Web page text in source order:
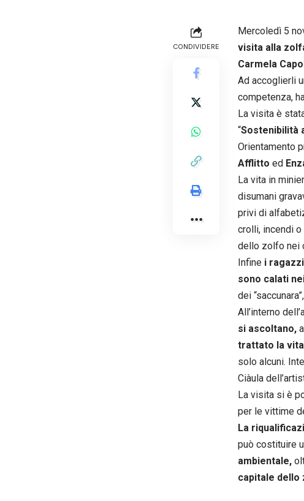
CONDIVIDERE
Mercoledì 5
visita alla
Carmela
Ad accoglierli
competenza,
La visita è
“Sostenibilità
Orientamento
Afflitto ed
La vita in
disumani
privi di
crolli, incendi
dello zolfo nei
Infine i
sono calati
dei
All’interno
si ascoltano,
trattato la
solo alcuni.
Ciàula
La visita si è
per le vittime
La
può costituire
ambientale,
capitale dello